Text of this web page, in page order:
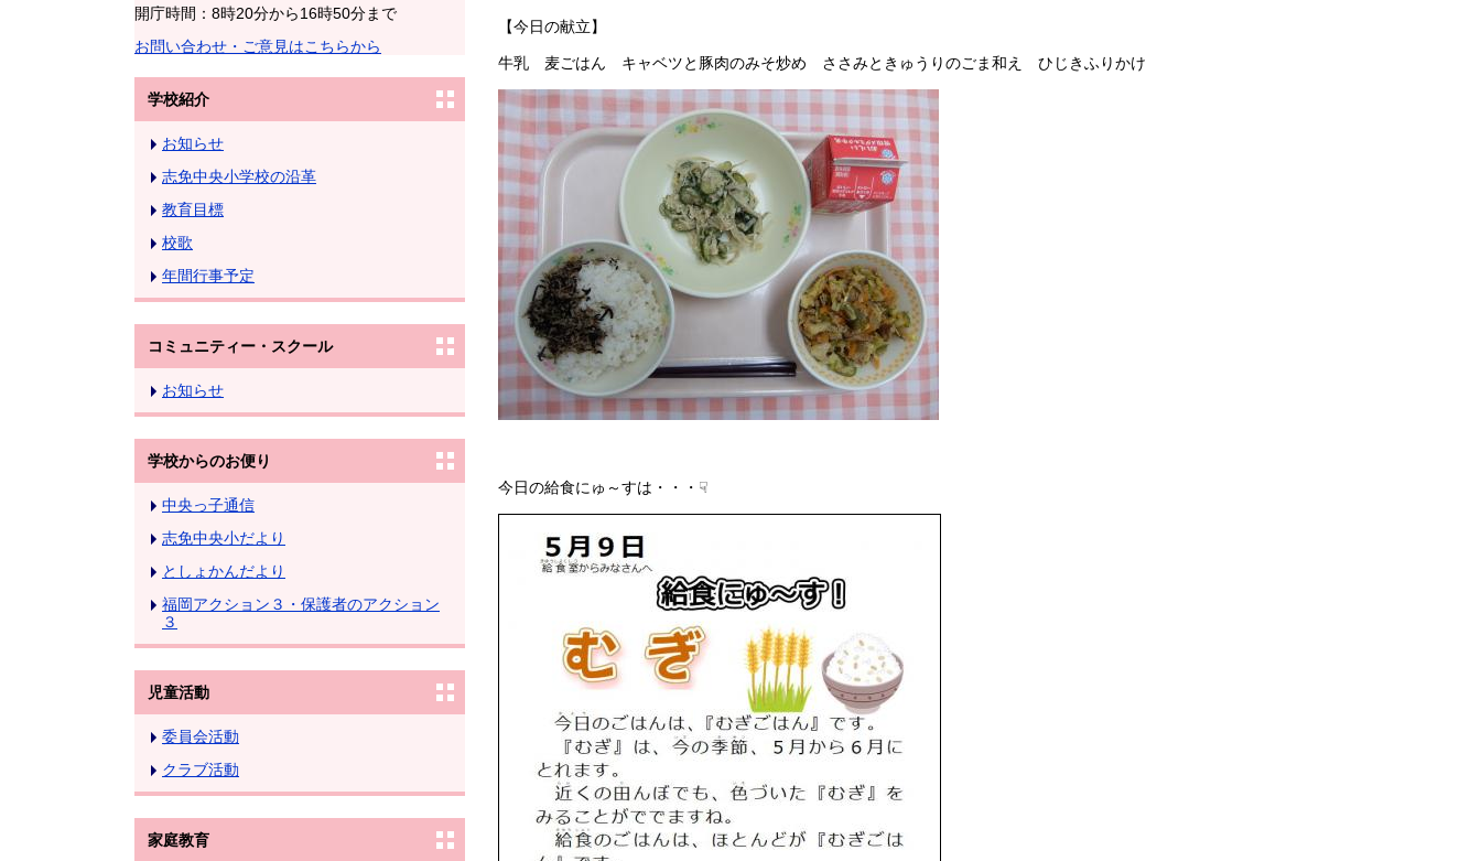
開庁時間：8時20分から16時50分まで
お問い合わせ・ご意見はこちらから
学校紹介
お知らせ
志免中央小学校の沿革
教育目標
校歌
年間行事予定
コミュニティー・スクール
お知らせ
学校からのお便り
中央っ子通信
志免中央小だより
としょかんだより
福岡アクション３・保護者のアクション
３
児童活動
委員会活動
クラブ活動
家庭教育
【今日の献立】
牛乳 麦ごはん キャベツと豚肉のみそ炒め ささみときゅうりのごま和え ひじきふりかけ​
今日の給食にゅ～すは・・・☟